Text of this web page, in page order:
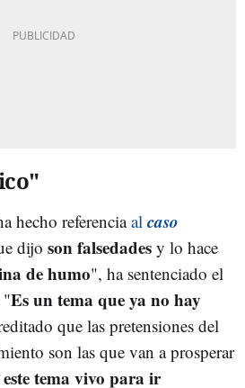
hecho referenciaal caso
dijo son falsedades y lo hace
de humo", ha sentenciado el
"Es un tema que ya no hay
que las pretensiones del
son las que van a prosperar
tema vivo para ir